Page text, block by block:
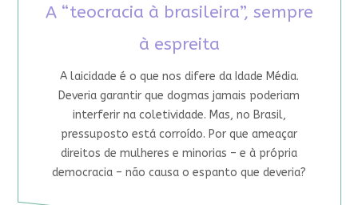
A “teocracia à brasileira”, sempre
à espreita
A laicidade é o que nos difere da Idade Média.
Deveria garantir que dogmas jamais poderiam
interferir na coletividade. Mas, no Brasil,
pressuposto está corroído. Por que ameaçar
direitos de mulheres e minorias – e à própria
democracia – não causa o espanto que deveria?